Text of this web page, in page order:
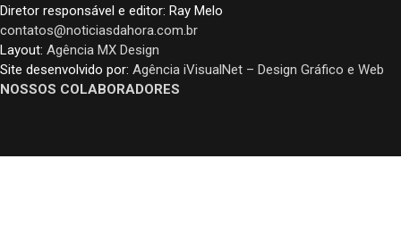
Diretor responsável e editor: Ray Melo
contatos@noticiasdahora.com.br
Layout: Agência MX Design
Site desenvolvido por: Agência iVisualNet – Design Gráfico e Web
NOSSOS COLABORADORES